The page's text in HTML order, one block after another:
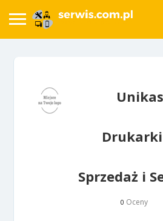
Sprzedaż i
0 Oceny